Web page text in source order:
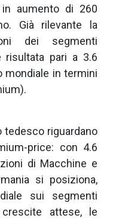
aumento di 260
Già rilevante la
dei segmenti
risultata pari a 3.6
mondiale in termini
tedesco riguardano
price: con 4.6
di Macchine e
si posiziona,
sui segmenti
attese, le